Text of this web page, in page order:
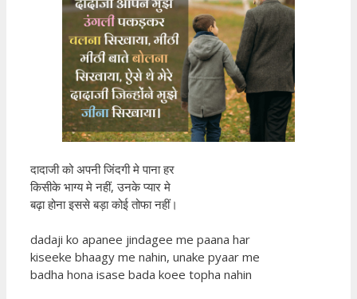
दादाजी को अपनी जिंदगी मे पाना हर
किसीके भाग्य मे नहीं, उनके प्यार मे
बढ़ा होना इससे बड़ा कोई तोफा नहीं।
dadaji ko apanee jindagee me paana har
kiseeke bhaagy me nahin, unake pyaar me
badha hona isase bada koee topha nahin